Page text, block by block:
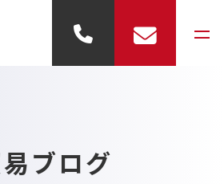
- 輸出代行
ブログ